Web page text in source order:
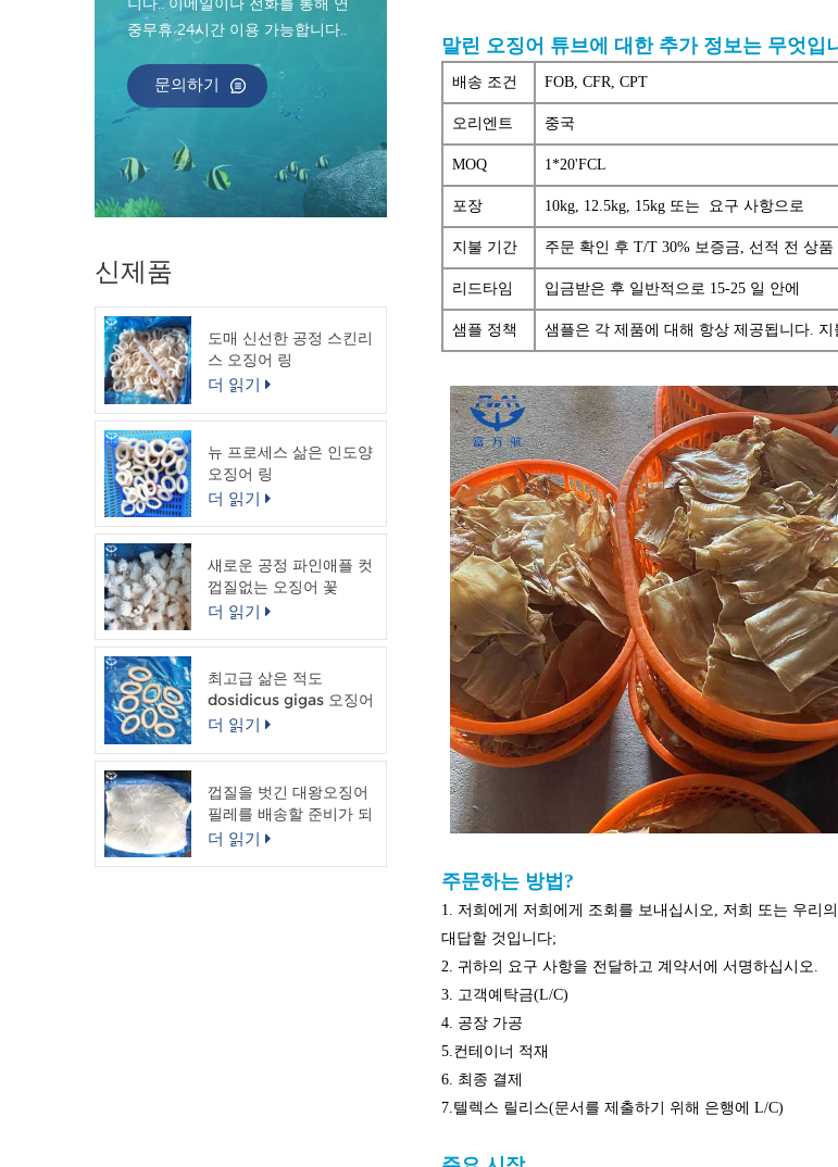
중무휴 24시간 이용 가능합니다..
문의하기
신제품
도매 신선한 공정 스킨리
스 오징어 링
더 읽기
뉴 프로세스 삶은 인도양
오징어 링
더 읽기
새로운 공정 파인애플 컷
껍질없는 오징어 꽃
더 읽기
최고급 삶은 적도
dosidicus gigas 오징어
링
더 읽기
껍질을 벗긴 대왕오징어
필레를 배송할 준비가 되
었습니다.
더 읽기
말린 오징어 튜브에 대한 추가 정보는 무엇입
배송 조건 FOB, CFR, CPT
오리엔트 중국
MOQ 1*20'FCL
포장 10kg, 12.5kg, 15kg 또는 요구 사항으로
지불 기간 주문 확인 후 T/T 30% 보증금, 선적 전 상
리드타임 입금받은 후 일반적으로 15-25 일 안에
샘플 정책 샘플은 각 제품에 대해 항상 제공됩니다.
주문하는 방법?
1. 저희에게 저희에게 조회를 보내십시오, 저희 또는 우리
대답할 것입니다;
2. 귀하의 요구 사항을 전달하고 계약서에 서명하십시오.
3. 고객예탁금(L/C)
4. 공장 가공
5.컨테이너 적재
6. 최종 결제
7.텔렉스 릴리스(문서를 제출하기 위해 은행에 L/C)